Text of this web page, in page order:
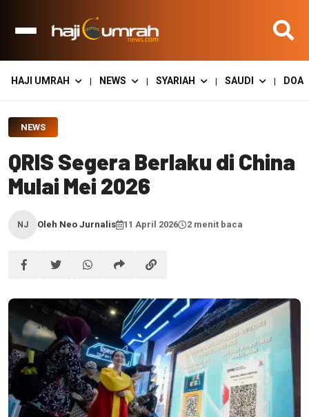
HAJI UMRAH | NEWS | SYARIAH | SAUDI | DOA
NEWS
QRIS Segera Berlaku di China
Mulai Mei 2026
NJ Oleh Neo Jurnalis 11 April 2026 2 menit baca